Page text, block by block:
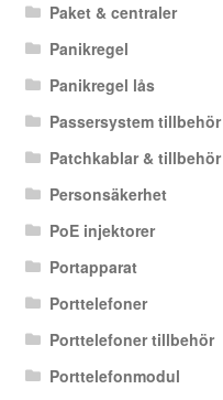
Paket & centraler
Panikregel
Panikregel lås
Passersystem tillbehör
Patchkablar & tillbehör
Personsäkerhet
PoE injektorer
Portapparat
Porttelefoner
Porttelefoner tillbehör
Porttelefonmodul